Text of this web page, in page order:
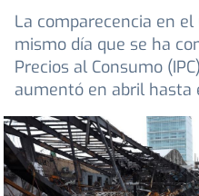
La comparecencia en
mismo día que se ha
Precios al Consumo
aumentó en abril